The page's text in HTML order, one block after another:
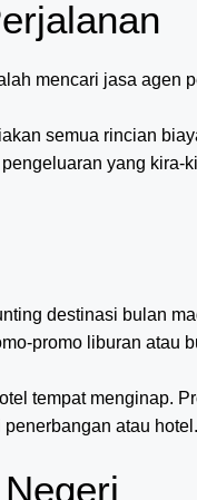
mencari jasa agen
semua rincian
yang kira-
destinasi bulan
promo liburan atau
tempat menginap.
atau hotel.